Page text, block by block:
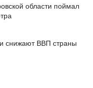
области поймал
снижают ВВП страны